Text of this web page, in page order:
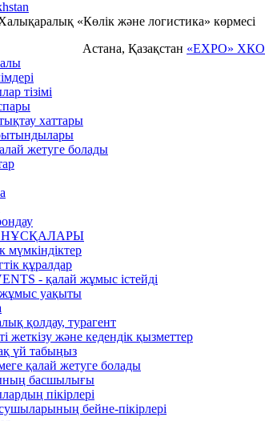
«Көлік және логистика» көрмесі
Астана, Қазақстан «EXPO» ХКО
тізімі
хаттары
жетуге болады
мүмкіндіктер
құралдар
- қалай жұмыс істейді
уақыты
қолдау, турагент
жеткізу және кедендік қызметтер
үй табыңыз
қалай жетуге болады
басшылығы
пікірлері
бейне-пікірлері